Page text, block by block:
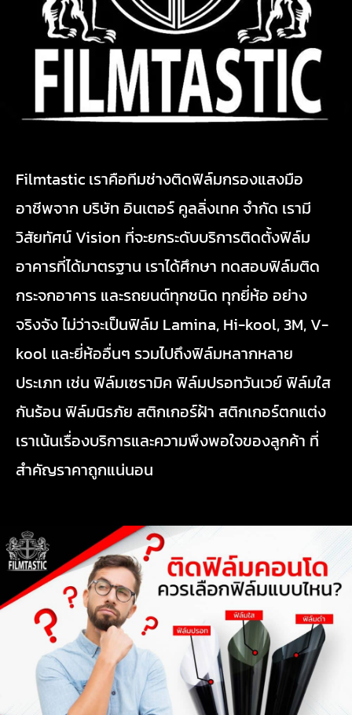
Filmtastic เราคือทีมช่างติดฟิล์มกรองแสงมือ
อาชีพจาก บริษัท อินเตอร์ คูลลิ่งเทค จำกัด เรามี
วิสัยทัศน์ Vision ที่จะยกระดับบริการติดตั้งฟิล์ม
อาคารที่ได้มาตรฐาน เราได้ศึกษา ทดสอบฟิล์มติด
กระจกอาคาร และรถยนต์ทุกชนิด ทุกยี่ห้อ อย่าง
จริงจัง ไม่ว่าจะเป็นฟิล์ม Lamina, Hi-kool, 3M, V-
kool และยี่ห้ออื่นๆ รวมไปถึงฟิล์มหลากหลาย
ประเภท เช่น ฟิล์มเซรามิค ฟิล์มปรอทวันเวย์ ฟิล์มใส
กันร้อน ฟิล์มนิรภัย สติกเกอร์ฝ้า สติกเกอร์ตกแต่ง
เราเน้นเรื่องบริการและความพึงพอใจของลูกค้า ที่
สำคัญราคาถูกแน่นอน